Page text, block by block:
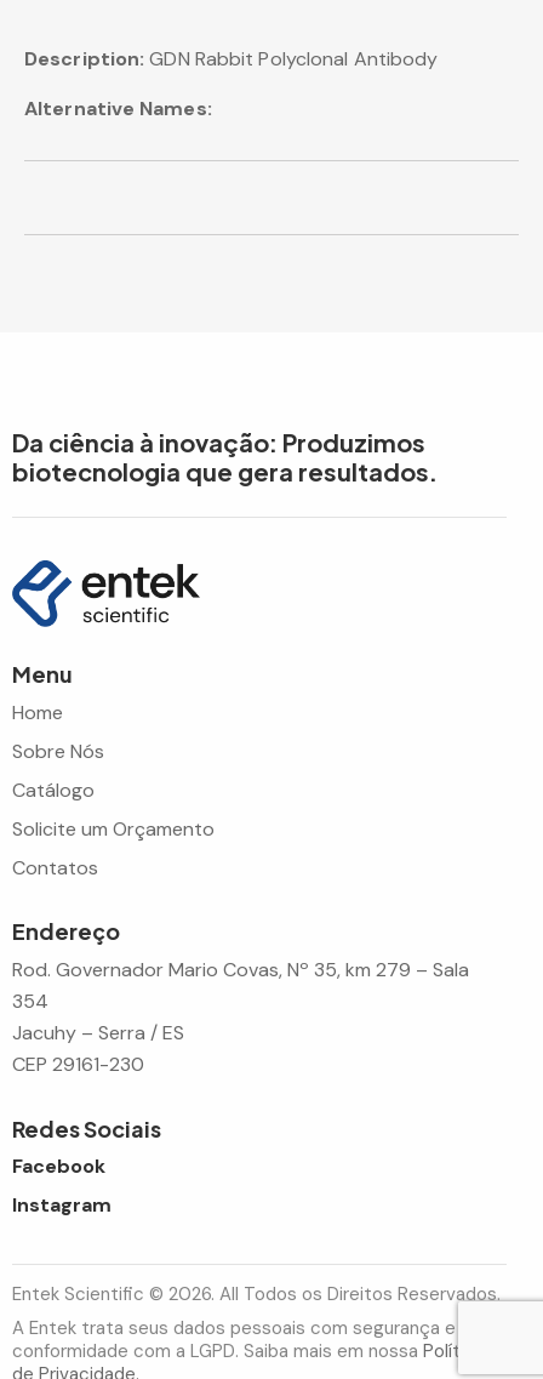
Description: GDN Rabbit Polyclonal Antibody
Alternative Names:
Da ciência à inovação: Produzimos
biotecnologia que gera resultados.
Menu
Home
Sobre Nós
Catálogo
Solicite um Orçamento
Contatos
Endereço
Rod. Governador Mario Covas, Nº 35, km 279 – Sala
354
Jacuhy – Serra / ES
CEP 29161-230
Redes Sociais
Facebook
Instagram
Entek Scientific © 2026. All Todos os Direitos Reservados.
A Entek trata seus dados pessoais com segurança e em
conformidade com a LGPD. Saiba mais em nossa Política
de Privacidade.